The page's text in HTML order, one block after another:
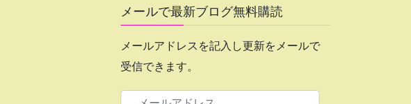
メールで最新ブログ無料購読
メールアドレスを記入し更新をメールで
受信できます。